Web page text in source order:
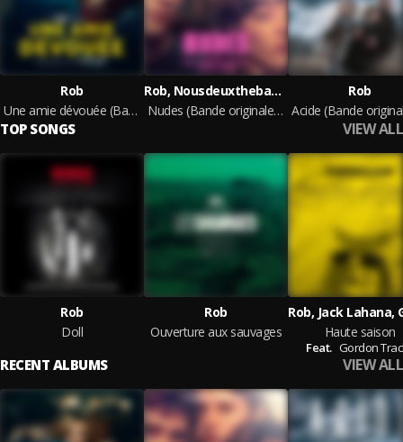
Rob
Une amie dévouée (Bande originale de la série)
Rob, Nousdeuxtheband, Paul Sabin
Nudes (Bande originale de la série)
Rob
TOP SONGS VIEW ALL
Rob
Doll
Rob
Ouverture aux sauvages
Haute saison
Feat. Gordon
RECENT ALBUMS VIEW ALL